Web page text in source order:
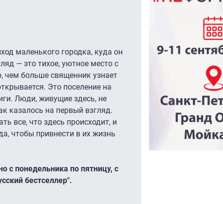
маленького городка, куда он
— это тихое, уютное место с
больше священник узнает
Это поселение на
Люди, живущие здесь, не
казалось на первый взгляд.
все, что здесь происходит, и
чтобы привнести в их жизнь
с понедельника по пятницу, с
бестселлер".